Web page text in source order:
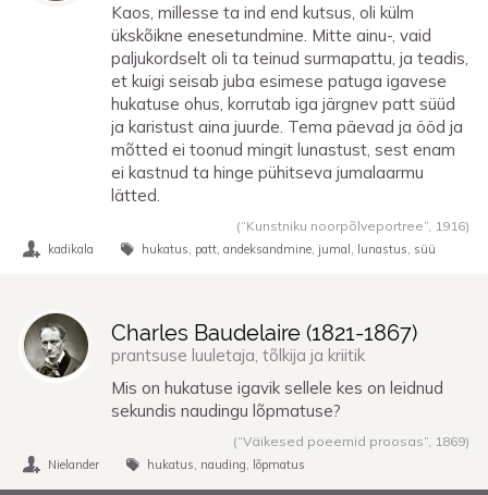
Kaos, millesse ta ind end kutsus, oli külm
ükskõikne enesetundmine. Mitte ainu-, vaid
paljukordselt oli ta teinud surmapattu, ja teadis,
et kuigi seisab juba esimese patuga igavese
hukatuse ohus, korrutab iga järgnev patt süüd
ja karistust aina juurde. Tema päevad ja ööd ja
mõtted ei toonud mingit lunastust, sest enam
ei kastnud ta hinge pühitseva jumalaarmu
lätted.
(“Kunstniku noorpõlveportree”, 1916)
kadikala hukatus patt andeksandmine jumal lunastus süü
Charles Baudelaire (1821-1867)
prantsuse luuletaja, tõlkija ja kriitik
Mis on hukatuse igavik sellele kes on leidnud
sekundis naudingu lõpmatuse?
(“Väikesed poeemid proosas”, 1869)
Nielander hukatus nauding lõpmatus